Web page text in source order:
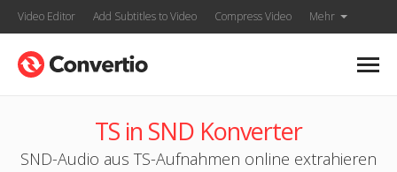
Video Editor Add Subtitles to Video Compress Video Mehr
TS in SND Konverter
SND-Audio aus TS-Aufnahmen online extrahieren